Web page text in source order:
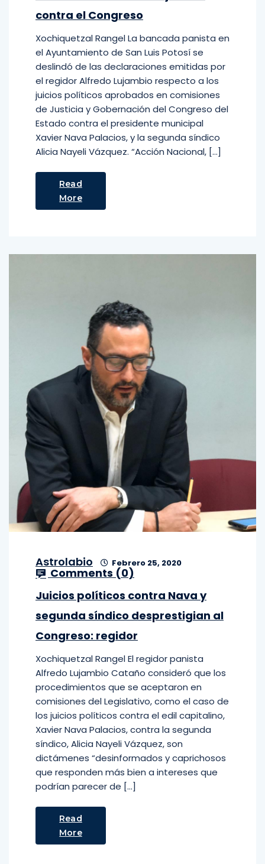
contra el Congreso
Xochiquetzal Rangel La bancada panista en
el Ayuntamiento de San Luis Potosí se
deslindó de las declaraciones emitidas por
el regidor Alfredo Lujambio respecto a los
juicios políticos aprobados en comisiones
de Justicia y Gobernación del Congreso del
Estado contra el presidente municipal
Xavier Nava Palacios, y la segunda síndico
Alicia Nayeli Vázquez. “Acción Nacional, […]
Read
More
Astrolabio Febrero 25, 2020
Comments (0)
Juicios políticos contra Nava y
segunda síndico desprestigian al
Congreso: regidor
Xochiquetzal Rangel El regidor panista
Alfredo Lujambio Cataño consideró que los
procedimientos que se aceptaron en
comisiones del Legislativo, como el caso de
los juicios políticos contra el edil capitalino,
Xavier Nava Palacios, contra la segunda
síndico, Alicia Nayeli Vázquez, son
dictámenes “desinformados y caprichosos
que responden más bien a intereses que
podrían parecer de […]
Read
More